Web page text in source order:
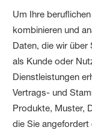
Um Ihre
kombinieren und
Daten, die wir über
als Kunde oder
Dienstleistungen
Vertrags- und
Produkte, Muster,
die Sie angefordert